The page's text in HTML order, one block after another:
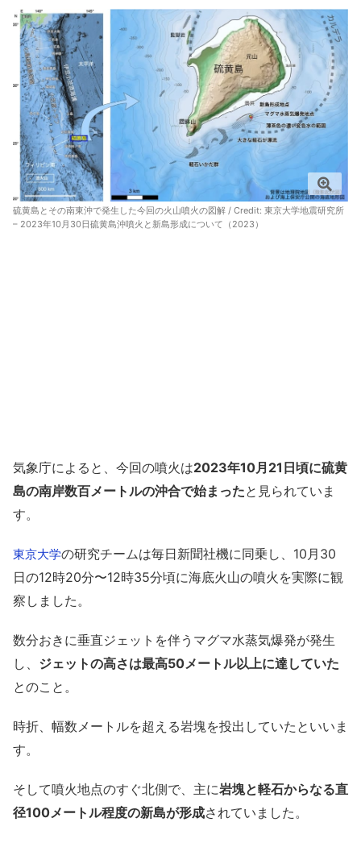
硫黄島とその南東沖で発生した今回の火山噴火の図解 / Credit: 東京大学地震研究所
– 2023年10月30日硫黄島沖噴火と新島形成について（2023）
気象庁によると、今回の噴火は2023年10月21日頃に硫黄
島の南岸数百メートルの沖合で始まったと見られていま
す。
東京大学の研究チームは毎日新聞社機に同乗し、10月30
日の12時20分〜12時35分頃に海底火山の噴火を実際に観
察しました。
数分おきに垂直ジェットを伴うマグマ水蒸気爆発が発生
し、 ジェットの高さは最高50メートル以上に達していた
とのこと。
時折、幅数メートルを超える岩塊を投出していたといいま
す。
そして噴火地点のすぐ北側で、主に岩塊と軽石からなる直
径100メートル程度の新島が形成されていました。